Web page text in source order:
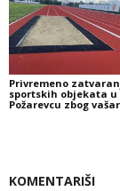
Privremeno
sportskih objekata u
Požarevcu zbog
KOMENTARIŠI